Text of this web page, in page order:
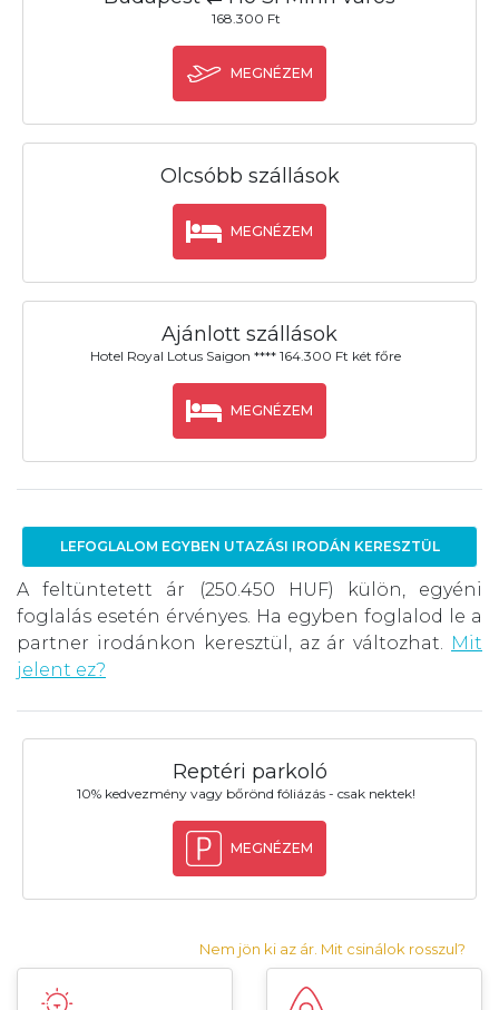
168.300 Ft
MEGNÉZEM
Olcsóbb szállások
MEGNÉZEM
Ajánlott szállások
Hotel Royal Lotus Saigon **** 164.300 Ft két főre
MEGNÉZEM
LEFOGLALOM EGYBEN UTAZÁSI IRODÁN KERESZTÜL
A feltüntetett ár (250.450 HUF) külön, egyéni
foglalás esetén érvényes. Ha egyben foglalod le a
partner irodánkon keresztül, az ár változhat. Mit
jelent ez?
Reptéri parkoló
10% kedvezmény vagy bőrönd fóliázás - csak nektek!
MEGNÉZEM
Nem jön ki az ár. Mit csinálok rosszul?